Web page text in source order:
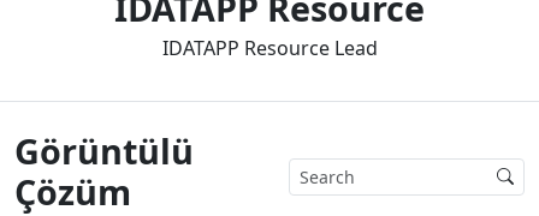
IDATAPP Resource Lead
Görüntülü
Çözüm